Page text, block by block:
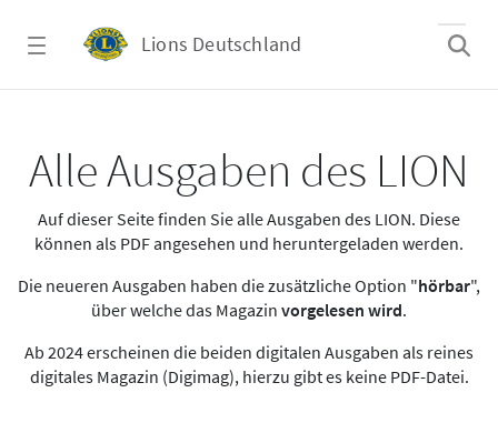
Lions Deutschland
Alle Ausgaben des LION
Auf dieser Seite finden Sie alle Ausgaben des LION. Diese
können als PDF angesehen und heruntergeladen werden.
Die neueren Ausgaben haben die zusätzliche Option "hörbar",
über welche das Magazin vorgelesen wird.
Ab 2024 erscheinen die beiden digitalen Ausgaben als reines
digitales Magazin (Digimag), hierzu gibt es keine PDF-Datei.